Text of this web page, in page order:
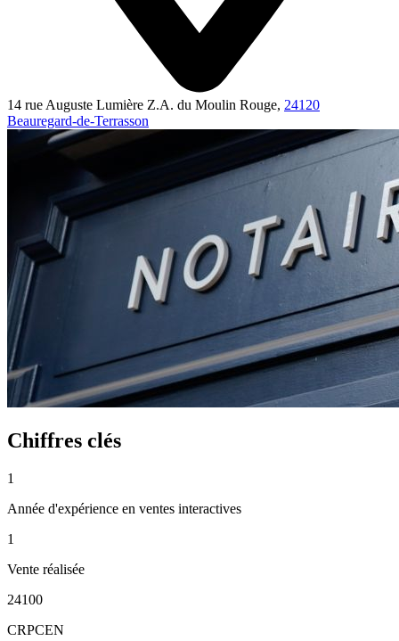
14 rue Auguste Lumière Z.A. du Moulin Rouge, 24120
Beauregard-de-Terrasson
Chiffres clés
1
Année d'expérience en ventes interactives
1
Vente réalisée
24100
CRPCEN